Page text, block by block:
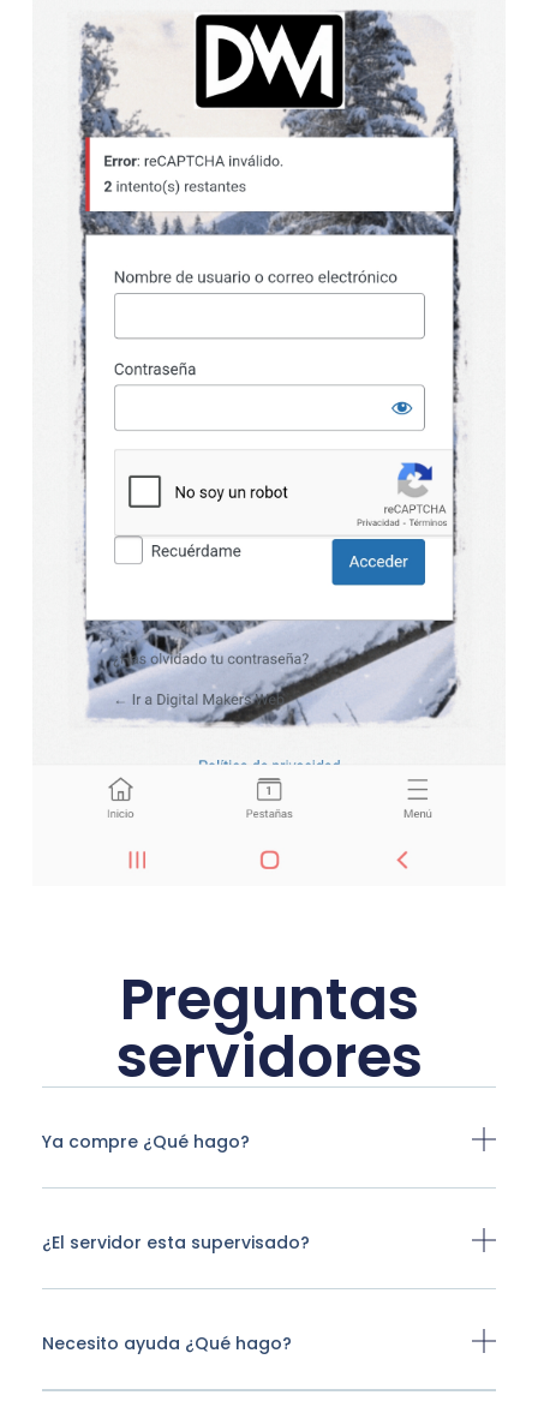
Preguntas
servidores
Ya compre ¿Qué hago?
¿El servidor esta supervisado?
Necesito ayuda ¿Qué hago?